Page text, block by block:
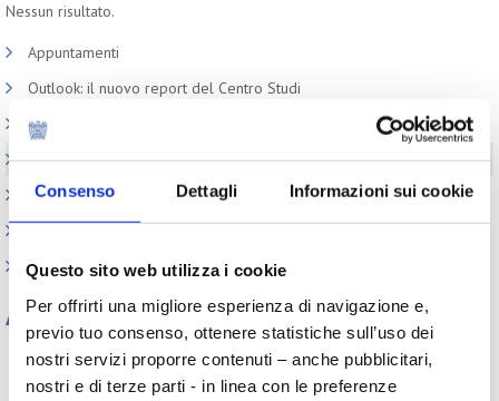
Consenso Dettagli Informazioni sui cookie
Questo sito web utilizza i cookie
Per offrirti una migliore esperienza di navigazione e,
previo tuo consenso, ottenere statistiche sull’uso dei
nostri servizi proporre contenuti – anche pubblicitari,
nostri e di terze parti - in linea con le preferenze
Nessun risultato.
Appuntamenti
Outlook: il nuovo report del Centro Studi
Contesto macroeconomico
Scenari internazionali
Consumer trends
Precedenti pubblicazioni
Indagini tematiche
Archivio
Tutti gli anni
2026 2025 2024
2023